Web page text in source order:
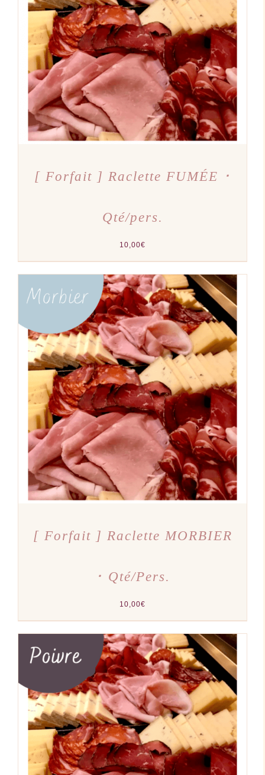
AJOUTER AU PANIER
/
DÉTAILS
[ Forfait ] Raclette FUMÉE ･
Qté/pers.
10,00€
AJOUTER AU PANIER
/
DÉTAILS
[ Forfait ] Raclette MORBIER
･ Qté/Pers.
10,00€
AJOUTER AU PANIER
/
DÉTAILS